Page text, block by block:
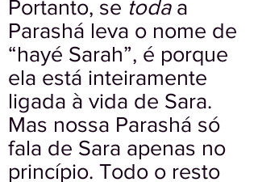
Portanto, se todaa
Parashá leva o nome de
“hayé Sarah”, é porque
ela está inteiramente
ligada à vida de Sara.
Mas nossa Parashá só
fala de Sara apenas no
princípio. Todo o resto